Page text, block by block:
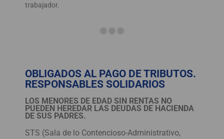
trabajador.
OBLIGADOS AL PAGO DE TRIBUTOS.
RESPONSABLES SOLIDARIOS
LOS MENORES DE EDAD SIN RENTAS NO
PUEDEN HEREDAR LAS DEUDAS DE HACIENDA
DE SUS PADRES.
STS (Sala de lo Contencioso-Administrativo,